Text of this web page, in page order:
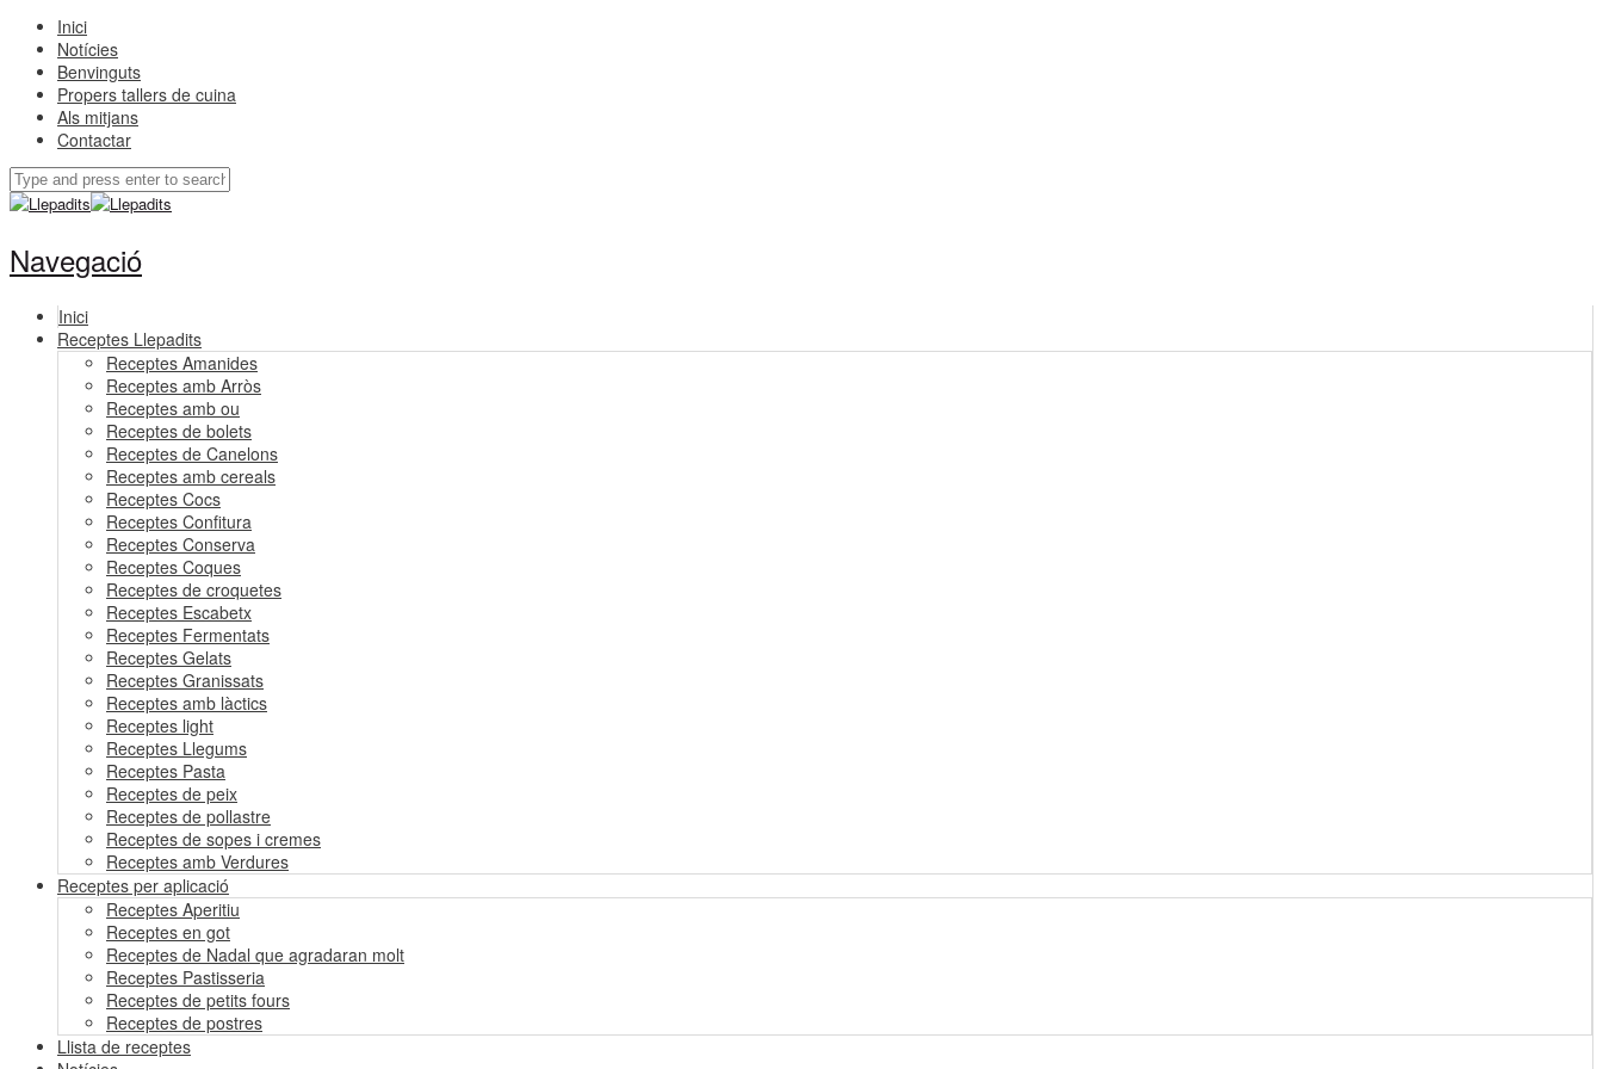
Inici
Notícies
Benvinguts
Propers tallers de cuina
Als mitjans
Contactar
Navegació
Inici
Receptes Llepadits
Receptes Amanides
Receptes amb Arròs
Receptes amb ou
Receptes de bolets
Receptes de Canelons
Receptes amb cereals
Receptes Cocs
Receptes Confitura
Receptes Conserva
Receptes Coques
Receptes de croquetes
Receptes Escabetx
Receptes Fermentats
Receptes Gelats
Receptes Granissats
Receptes amb làctics
Receptes light
Receptes Llegums
Receptes Pasta
Receptes de peix
Receptes de pollastre
Receptes de sopes i cremes
Receptes amb Verdures
Receptes per aplicació
Receptes Aperitiu
Receptes en got
Receptes de Nadal que agradaran molt
Receptes Pastisseria
Receptes de petits fours
Receptes de postres
Llista de receptes